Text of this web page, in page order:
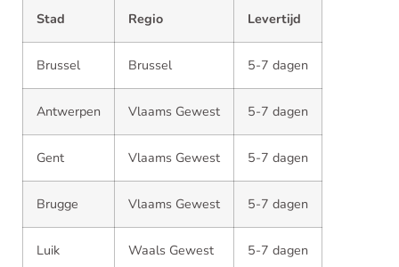
Stad Regio Levertijd
Brussel Brussel 5-7 dagen
Antwerpen Vlaams Gewest 5-7 dagen
Gent Vlaams Gewest 5-7 dagen
Brugge Vlaams Gewest 5-7 dagen
Luik Waals Gewest 5-7 dagen